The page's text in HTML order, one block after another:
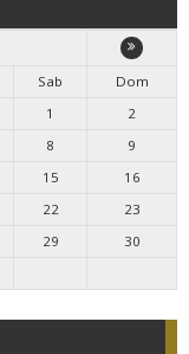
Sab
Dom
1
2
8
9
15
16
22
23
29
30